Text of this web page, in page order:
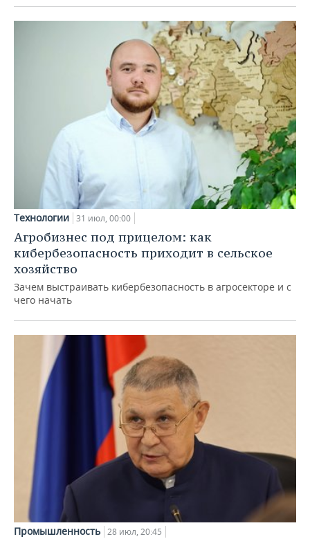
Технологии 31 июл, 00:00
Агробизнес под прицелом: как
кибербезопасность приходит в сельское
хозяйство
Зачем выстраивать кибербезопасность в агросекторе и с
чего начать
Промышленность 28 июл, 20:45